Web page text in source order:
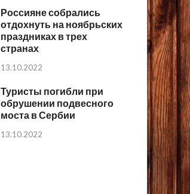
Россияне собрались
отдохнуть на ноябрьских
праздниках в трех
странах
13.10.2022
Туристы погибли при
обрушении подвесного
моста в Сербии
13.10.2022